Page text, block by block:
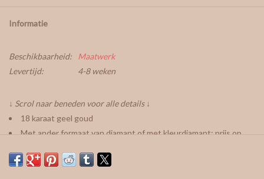
Informatie
Beschikbaarheid:
Maatwerk
Levertijd:
4-8 weken
↓ Scrol naar beneden voor alle details ↓
18 karaat geel goud
Met ander formaat van diamant of met kleurdiamant: prijs op
vragen? We helpen je graag!